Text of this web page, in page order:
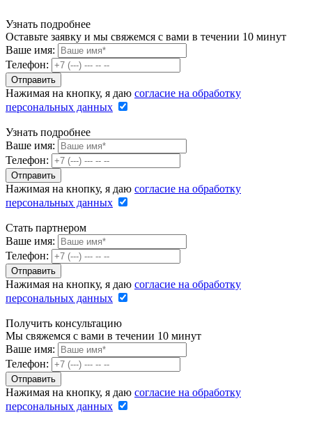
Узнать подробнее
Оставьте заявку и мы свяжемся с вами в течении 10 минут
Ваше имя:
Телефон:
Нажимая на кнопку, я даю согласие на обработку
персональных данных
Узнать подробнее
Ваше имя:
Телефон:
Нажимая на кнопку, я даю согласие на обработку
персональных данных
Стать партнером
Ваше имя:
Телефон:
Нажимая на кнопку, я даю согласие на обработку
персональных данных
Получить консультацию
Мы свяжемся с вами в течении 10 минут
Ваше имя:
Телефон:
Нажимая на кнопку, я даю согласие на обработку
персональных данных